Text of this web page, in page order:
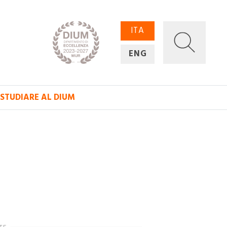
ITA
ENG
STUDIARE AL DIUM